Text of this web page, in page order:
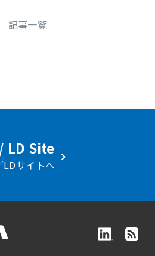
記事一覧
LD Site
LDサイトへ